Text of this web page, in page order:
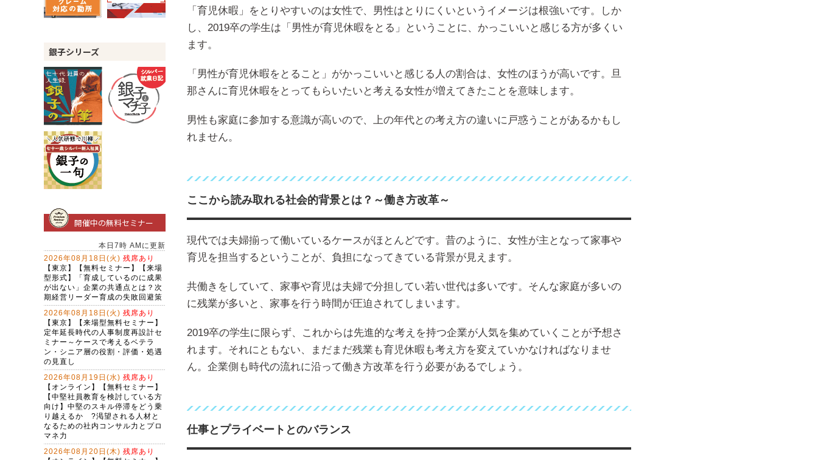
「育児休暇」をとりやすいのは女性で、男性はとりにくいというイメージは根強いです。しか
し、2019卒の学生は「男性が育児休暇をとる」ということに、かっこいいと感じる方が多くい
ます。
「男性が育児休暇をとること」がかっこいいと感じる人の割合は、女性のほうが高いです。旦
那さんに育児休暇をとってもらいたいと考える女性が増えてきたことを意味します。
男性も家庭に参加する意識が高いので、上の年代との考え方の違いに戸惑うことがあるかもし
れません。
ここから読み取れる社会的背景とは？～働き方改革～
現代では夫婦揃って働いているケースがほとんどです。昔のように、女性が主となって家事や
育児を担当するということが、負担になってきている背景が見えます。
共働きをしていて、家事や育児は夫婦で分担してい若い世代は多いです。そんな家庭が多いの
に残業が多いと、家事を行う時間が圧迫されてしまいます。
2019卒の学生に限らず、これからは先進的な考えを持つ企業が人気を集めていくことが予想さ
れます。それにともない、まだまだ残業も育児休暇も考え方を変えていかなければなりませ
ん。企業側も時代の流れに沿って働き方改革を行う必要があるでしょう。
仕事とプライベートとのバランス
銀子シリーズ
開催中の無料セミナー